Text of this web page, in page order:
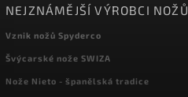
NEJZNÁMĚJŠÍ VÝROBCI NOŽŮ
Vznik nožů Spyderco
Švýcarské nože SWIZA
Nože Nieto - španělská tradice